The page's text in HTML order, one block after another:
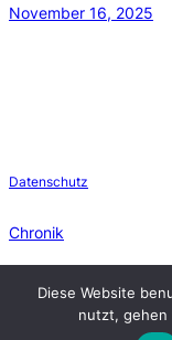
November 16, 2025
Datenschutz
Chronik
Newsletter
Diese Website
nutzt, gehen